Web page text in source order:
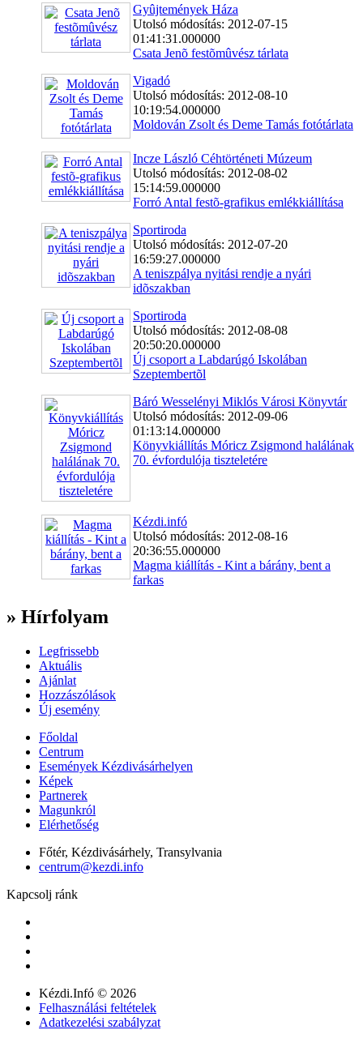
Gyûjtemények Háza
Utolsó módosítás: 2012-07-15
01:41:31.000000
Csata Jenõ festõmûvész tárlata
Vigadó
Utolsó módosítás: 2012-08-10
10:19:54.000000
Moldován Zsolt és Deme Tamás fotótárlata
Incze László Céhtörténeti Múzeum
Utolsó módosítás: 2012-08-02
15:14:59.000000
Forró Antal festõ-grafikus emlékkiállítása
Sportiroda
Utolsó módosítás: 2012-07-20
16:59:27.000000
A teniszpálya nyitási rendje a nyári
idõszakban
Sportiroda
Utolsó módosítás: 2012-08-08
20:50:20.000000
Új csoport a Labdarúgó Iskolában
Szeptembertõl
Báró Wesselényi Miklós Városi Könyvtár
Utolsó módosítás: 2012-09-06
01:13:14.000000
Könyvkiállítás Móricz Zsigmond halálának
70. évfordulója tiszteletére
Kézdi.infó
Utolsó módosítás: 2012-08-16
20:36:55.000000
Magma kiállítás - Kint a bárány, bent a
farkas
» Hírfolyam
Legfrissebb
Aktuális
Ajánlat
Hozzászólások
Új esemény
Főoldal
Centrum
Események Kézdivásárhelyen
Képek
Partnerek
Magunkról
Elérhetőség
Főtér, Kézdivásárhely, Transylvania
centrum@kezdi.info
Kapcsolj ránk
Kézdi.Infó © 2026
Felhasználási feltételek
Adatkezelési szabályzat